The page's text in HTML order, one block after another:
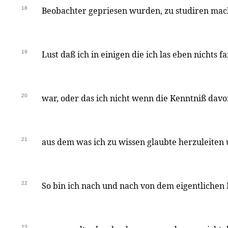
18 Beobachter gepriesen wurden, zu studiren
19 Lust daß ich in einigen die ich las eben nichts
20 war, oder das ich nicht wenn die Kenntniß
21 aus dem was ich zu wissen glaubte
22 So bin ich nach und nach von dem eigentlichen
23